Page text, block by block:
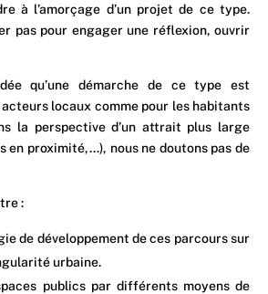
à l’amorçage d’un projet de ce type.
pas pour engager une réflexion, ouvrir
qu’une démarche de ce type est
locaux comme pour les habitants
la perspective d’un attrait plus large
proximité,…), nous ne doutons pas de
:
de développement de ces parcours sur
urbaine.
publics par différents moyens de